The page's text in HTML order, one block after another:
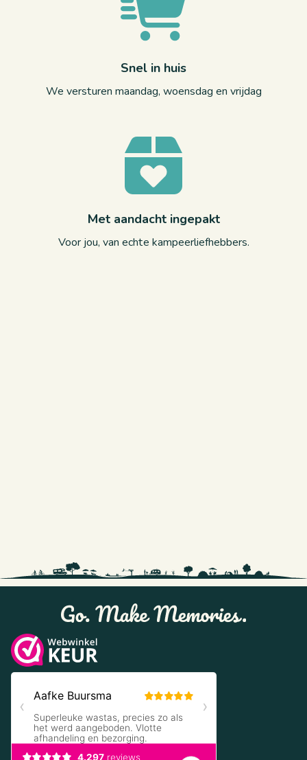
Snel in huis
We versturen maandag, woensdag en vrijdag
Met aandacht ingepakt
Voor jou, van echte kampeerliefhebbers.